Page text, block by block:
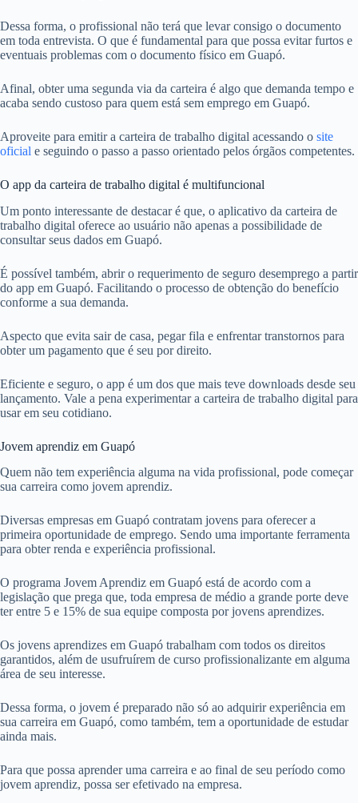
Dessa forma, o profissional não terá que levar consigo o documento
em toda entrevista. O que é fundamental para que possa evitar furtos e
eventuais problemas com o documento físico em Guapó.
Afinal, obter uma segunda via da carteira é algo que demanda tempo e
acaba sendo custoso para quem está sem emprego em Guapó.
Aproveite para emitir a carteira de trabalho digital acessando o site
oficial e seguindo o passo a passo orientado pelos órgãos competentes.
O app da carteira de trabalho digital é multifuncional
Um ponto interessante de destacar é que, o aplicativo da carteira de
trabalho digital oferece ao usuário não apenas a possibilidade de
consultar seus dados em Guapó.
É possível também, abrir o requerimento de seguro desemprego a partir
do app em Guapó. Facilitando o processo de obtenção do benefício
conforme a sua demanda.
Aspecto que evita sair de casa, pegar fila e enfrentar transtornos para
obter um pagamento que é seu por direito.
Eficiente e seguro, o app é um dos que mais teve downloads desde seu
lançamento. Vale a pena experimentar a carteira de trabalho digital para
usar em seu cotidiano.
Jovem aprendiz em Guapó
Quem não tem experiência alguma na vida profissional, pode começar
sua carreira como jovem aprendiz.
Diversas empresas em Guapó contratam jovens para oferecer a
primeira oportunidade de emprego. Sendo uma importante ferramenta
para obter renda e experiência profissional.
O programa Jovem Aprendiz em Guapó está de acordo com a
legislação que prega que, toda empresa de médio a grande porte deve
ter entre 5 e 15% de sua equipe composta por jovens aprendizes.
Os jovens aprendizes em Guapó trabalham com todos os direitos
garantidos, além de usufruírem de curso profissionalizante em alguma
área de seu interesse.
Dessa forma, o jovem é preparado não só ao adquirir experiência em
sua carreira em Guapó, como também, tem a oportunidade de estudar
ainda mais.
Para que possa aprender uma carreira e ao final de seu período como
jovem aprendiz, possa ser efetivado na empresa.